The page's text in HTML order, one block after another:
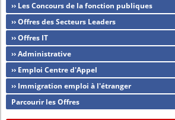
›› Les Concours de la fonction publiques
›› Offres des Secteurs Leaders
›› Offres IT
›› Administrative
›› Emploi Centre d'Appel
›› Immigration emploi à l'étranger
Parcourir les Offres